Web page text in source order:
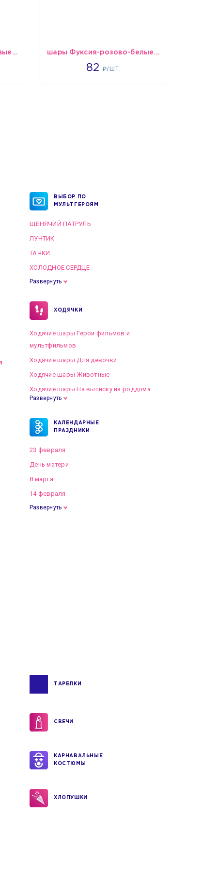
шары Бело-красно-розовые пастельные шары Фуксия-розово-белые пастельные
82 ₽/ШТ.
1637
ВЫБОР ПО
МУЛЬТГЕРОЯМ
ЩЕНЯЧИЙ ПАТРУЛЬ
ЛУНТИК
ТАЧКИ
ХОЛОДНОЕ СЕРДЦЕ
Развернуть
ХОДЯЧКИ
Ходячие шары Герои фильмов и
мультфильмов
Ходячие шары Для девочки
Ходячие шары Животные
Ходячие шары На выписку из роддома
Развернуть
КАЛЕНДАРНЫЕ
ПРАЗДНИКИ
23 февраля
День матери
8 марта
14 февраля
Развернуть
ТАРЕЛКИ
СВЕЧИ
КАРНАВАЛЬНЫЕ
КОСТЮМЫ
ХЛОПУШКИ